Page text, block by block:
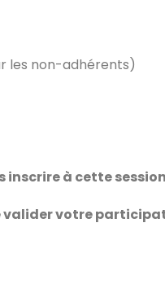
les non-adhérents)
inscrire à cette
valider votre